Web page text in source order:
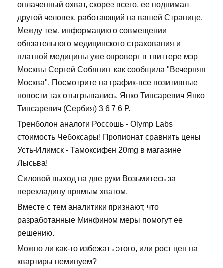
оплаченный охват, скорее всего, ее поднимал
другой человек, работающий на вашей Странице.
Между тем, информацию о совмещении
обязательного медицинского страхования и
платной медицины уже опроверг в твиттере мэр
Москвы Сергей Собянин, как сообщила "Вечерняя
Москва". Посмотрите на график-все позитивные
новости так отыгрывались. Янко Типсаревич Янко
Типсаревич (Сербия) 3 6 7 6 Р.
Тренболон аналоги Россошь - Olymp Labs
стоимость Чебоксары! Пропионат сравнить цены
Усть-Илимск - Тамоксифен 20mg в магазине
Лысьва!
Силовой выход на две руки Возьмитесь за
перекладину прямым хватом.
Вместе с тем аналитики признают, что
разработанные Минфином меры помогут ее
решению.
Можно ли как-то избежать этого, или рост цен на
квартиры неминуем?